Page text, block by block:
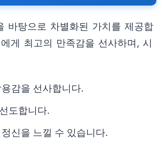
바탕으로 차별화된 가치를 제공합
게 최고의 만족감을 선사하며, 시
감을 선사합니다.
도합니다.
신을 느낄 수 있습니다.